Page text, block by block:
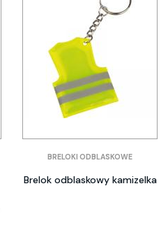
BRELOKI ODBLASKOWE
Brelok odblaskowy kamizelka